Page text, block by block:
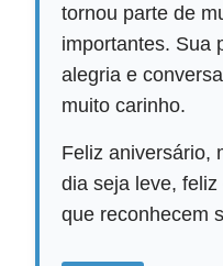
tornou parte de
importantes. Sua
alegria e
muito carinho.
Feliz aniversário,
dia seja leve,
que reconhecem